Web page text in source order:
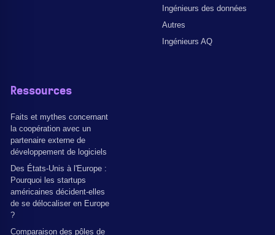
Ingénieurs des données
Autres
Ingénieurs AQ
Ressources
Faits et mythes concernant
la coopération avec un
partenaire externe de
développement de logiciels
Des États-Unis à l'Europe :
Pourquoi les startups
américaines décident-elles
de se délocaliser en Europe
?
Comparaison des pôles de